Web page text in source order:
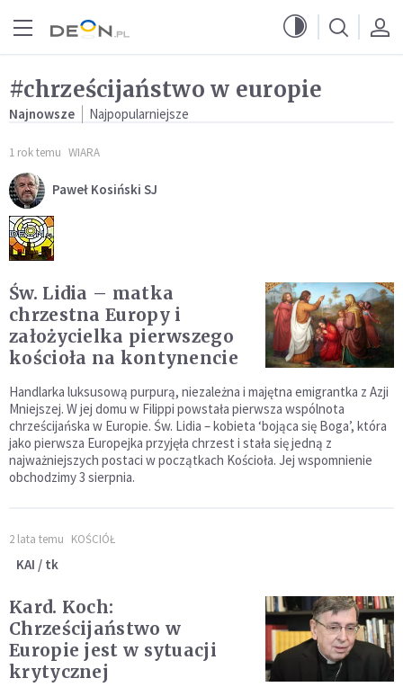
#chrześcijaństwo w europie
Najnowsze Najpopularniejsze
1 rok temu WIARA
Paweł Kosiński SJ
Św. Lidia – matka
chrzestna Europy i
założycielka pierwszego
kościoła na kontynencie
Handlarka luksusową purpurą, niezależna i majętna emigrantka z Azji
Mniejszej. W jej domu w Filippi powstała pierwsza wspólnota
chrześcijańska w Europie. Św. Lidia – kobieta ‘bojąca się Boga’, która
jako pierwsza Europejka przyjęła chrzest i stała się jedną z
najważniejszych postaci w początkach Kościoła. Jej wspomnienie
obchodzimy 3 sierpnia.
2 lata temu KOŚCIÓŁ
KAI / tk
Kard. Koch:
Chrześcijaństwo w
Europie jest w sytuacji
krytycznej